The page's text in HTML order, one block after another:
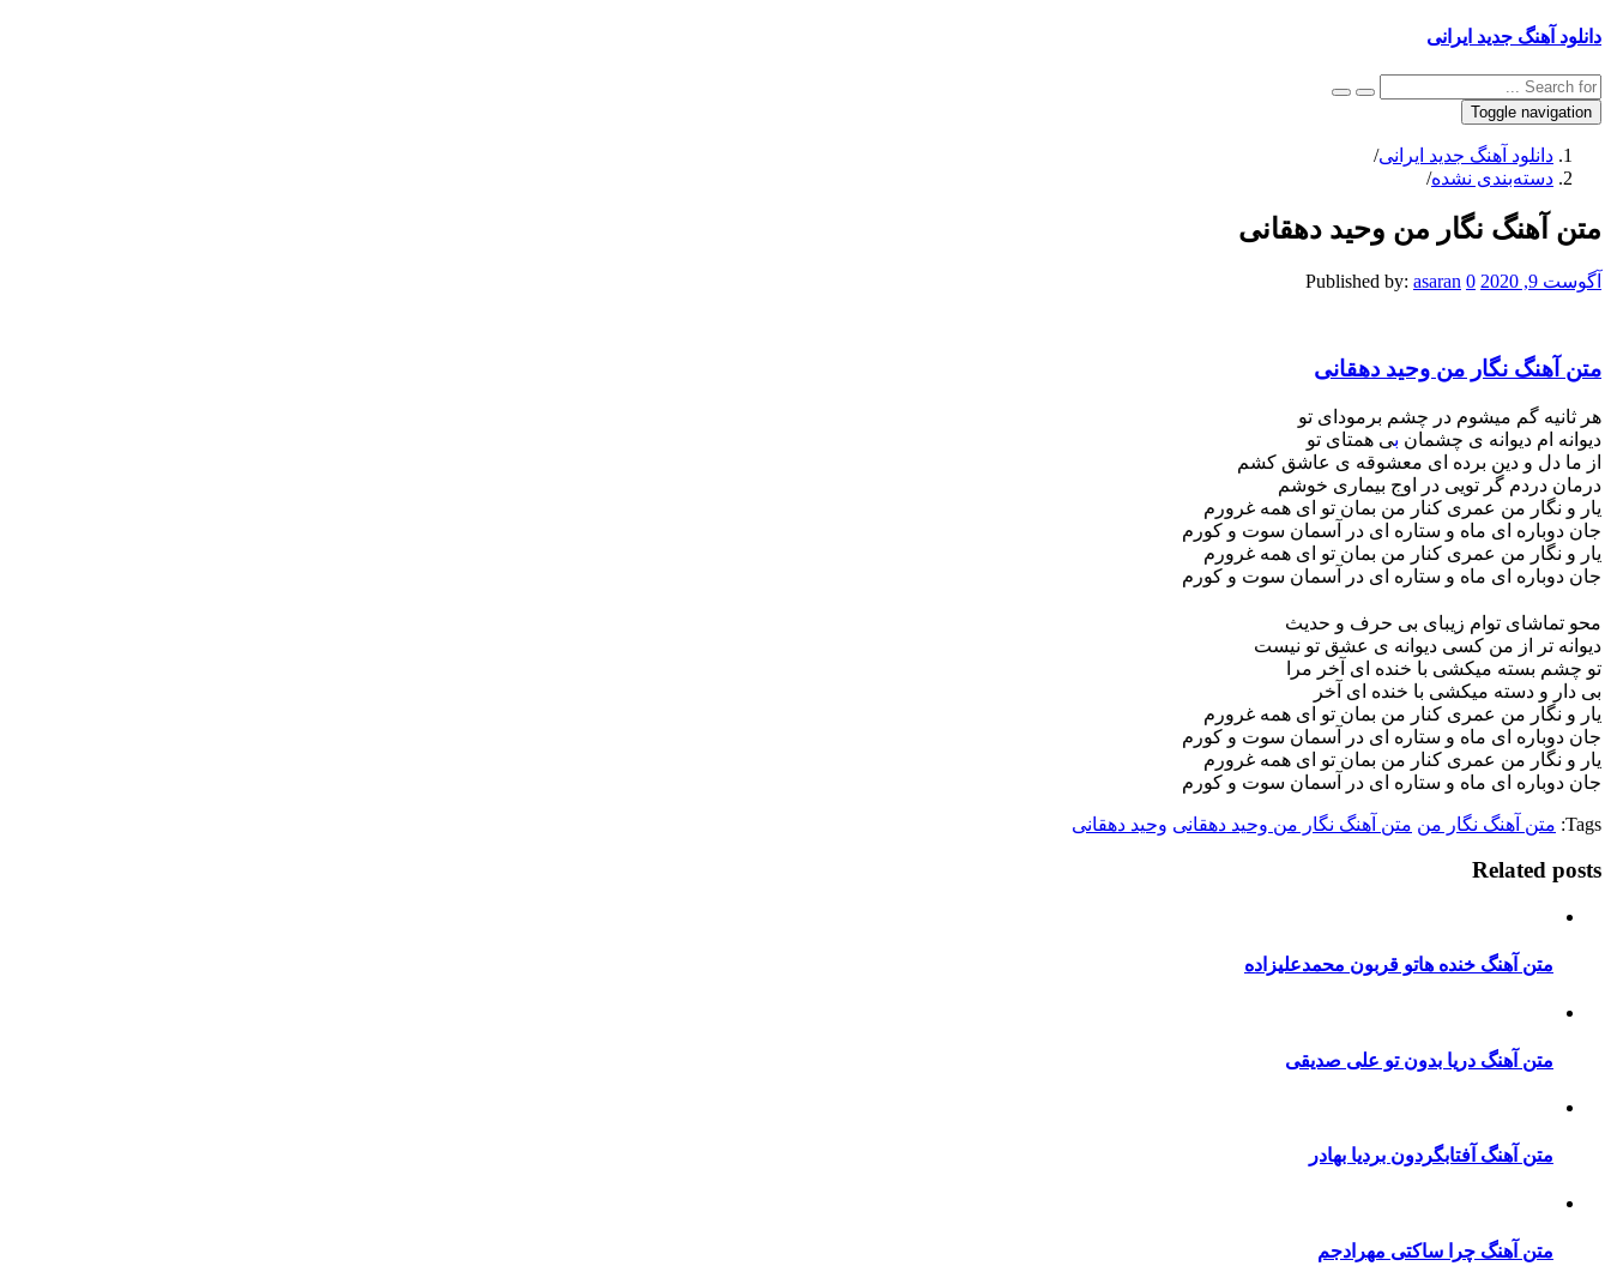
دانلود آهنگ جدید ایرانی
Toggle navigation
دانلود آهنگ جدید ایرانی/
دسته‌بندی نشده/
متن آهنگ نگار من وحید دهقانی
آگوست 9, 2020 Published by: asaran 0
متن آهنگ نگار من وحید دهقانی
هر ثانیه گم میشوم در چشم برمودای تو
دیوانه ام دیوانه ی چشمان بی همتای تو
از ما دل و دین برده ای معشوقه ی عاشق کشم
درمان دردم گر تویی در اوج بیماری خوشم
یار و نگار من عمری کنار من بمان تو ای همه غرورم
جان دوباره ای ماه و ستاره ای در آسمان سوت و کورم
یار و نگار من عمری کنار من بمان تو ای همه غرورم
جان دوباره ای ماه و ستاره ای در آسمان سوت و کورم
محو تماشای توام زیبای بی حرف و حدیث
دیوانه تر از من کسی دیوانه ی عشق تو نیست
تو چشم بسته میکشی با خنده ای آخر مرا
بی دار و دسته میکشی با خنده ای آخر
یار و نگار من عمری کنار من بمان تو ای همه غرورم
جان دوباره ای ماه و ستاره ای در آسمان سوت و کورم
یار و نگار من عمری کنار من بمان تو ای همه غرورم
جان دوباره ای ماه و ستاره ای در آسمان سوت و کورم
Tags: متن آهنگ نگار من متن آهنگ نگار من وحید دهقانی وحید دهقانی
Related posts
متن آهنگ خنده هاتو قربون محمدعلیزاده
متن آهنگ دریا بدون تو علی صدیقی
متن آهنگ آفتابگردون بردیا بهادر
متن آهنگ چرا ساکتی مهرادجم